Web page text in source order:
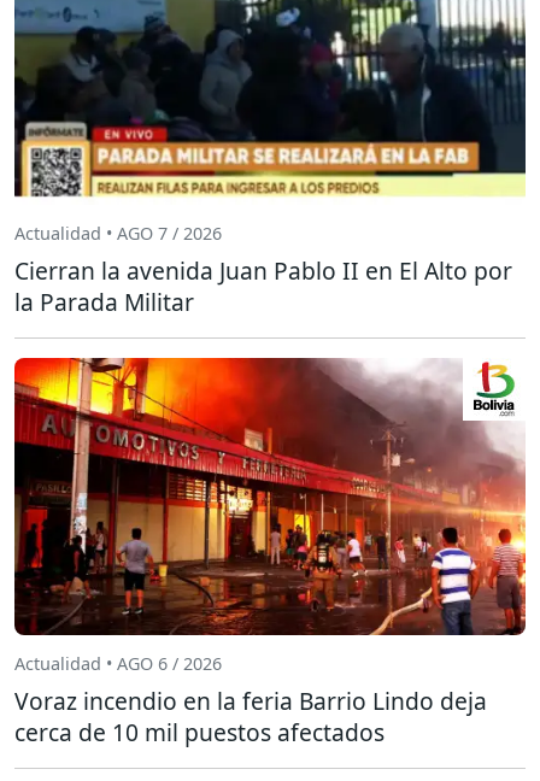
Actualidad • AGO 7 / 2026
Cierran la avenida Juan Pablo II en El Alto por
la Parada Militar
Actualidad • AGO 6 / 2026
Voraz incendio en la feria Barrio Lindo deja
cerca de 10 mil puestos afectados